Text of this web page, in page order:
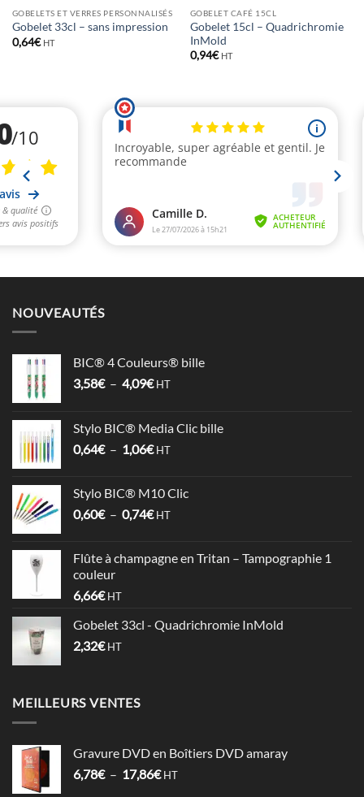
GOBELETS ET VERRES PERSONNALISÉS
Gobelet 33cl – sans impression
0,64€ HT
GOBELET CAFÉ 15CL
Gobelet 15cl – Quadrichromie
InMold
0,94€ HT
NOUVEAUTÉS
BIC® 4 Couleurs® bille
3,58€ – 4,09€Plage
3,58€
à
HT
Stylo BIC® Media Clic bille
0,64€ – 1,06€Plage
0,64€
à
HT
Stylo BIC® M10 Clic
0,60€ – 0,74€Plage
0,60€
HT
Flûte à champagne en Tritan – Tampographie 1
couleur
6,66€ HT
Gobelet 33cl - Quadrichromie InMold
2,32€ HT
MEILLEURS VENTES
Gravure DVD en Boîtiers DVD amaray
6,78€ – 17,86€Plage
HT